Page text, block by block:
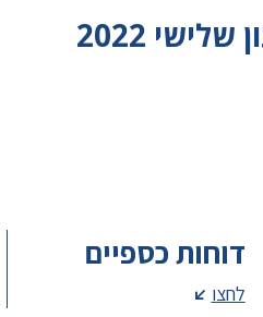
2022
דוחות כספיים
לחצו